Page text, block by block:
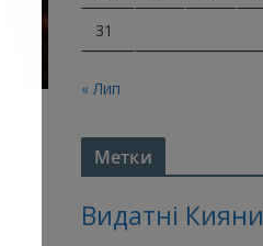
31
« Лип
Метки
Видатні Кияни